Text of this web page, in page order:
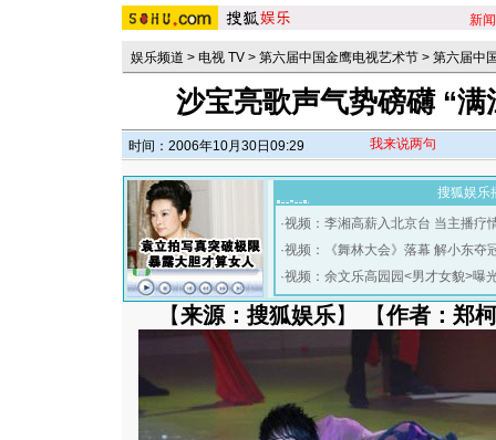
新闻
娱乐频道 > 电视 TV > 第六届中国金鹰电视艺术节 > 第六届中
沙宝亮歌声气势磅礴 “
时间：2006年10月30日09:29 我来说两句
搜狐娱乐
·视频：李湘高薪入北京台 当主播疗
·视频：《舞林大会》落幕 解小东夺
·视频：余文乐高园园<男才女貌>曝
【来源：搜狐娱乐】 【作者：郑